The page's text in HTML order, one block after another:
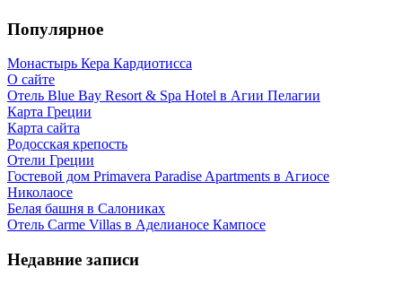
Популярное
Монастырь Кера Кардиотисса
О сайте
Отель Blue Bay Resort & Spa Hotel в Агии Пелагии
Карта Греции
Карта сайта
Родосская крепость
Отели Греции
Гостевой дом Primavera Paradise Apartments в Агиосе
Николаосе
Белая башня в Салониках
Отель Carme Villas в Аделианосе Кампосе
Недавние записи